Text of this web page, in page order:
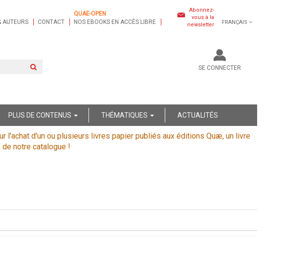
AUTEURS CONTACT
QUAE-OPEN
NOS EBOOKS EN ACCÈS LIBRE
Abonnez-
vous à la
newsletter
FRANÇAIS
SE CONNECTER
PLUS DE CONTENUS THÉMATIQUES ACTUALITÉS
l'achat d'un ou plusieurs livres papier publiés aux éditions Quæ, un livre
notre catalogue !